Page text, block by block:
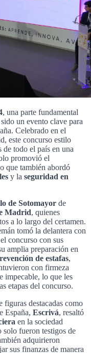
, una parte fundamental
un evento clave para
Celebrado en el
este concurso estilo
de todo el país en una
promovió el
que también abordó
y la seguridad en
de Sotomayor de
Madrid, quienes
a lo largo del certamen.
tomó la delantera con
concurso con sus
amplia preparación en
de estafas,
con firmeza
impecable, lo que les
etapas del concurso.
figuras destacadas como
España, Escrivá, resaltó
en la sociedad
solo fueron testigos de
adquirieron
sus finanzas de manera